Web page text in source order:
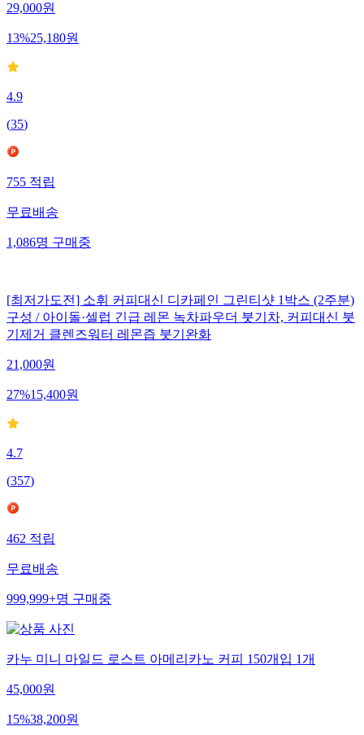
29,000원
13%25,180원
4.9
(35)
755적립
무료배송
1,086명구매중
[최저가도전] 소휘 커피대신 디카페인 그린티샷 1박스 (2주분)
구성 / 아이돌·셀럽 긴급 레몬 녹차파우더 붓기차, 커피대신 붓
기제거 클렌즈워터 레몬즙 붓기완화
21,000원
27%15,400원
4.7
(357)
462적립
무료배송
999,999+명구매중
카누 미니 마일드 로스트 아메리카노 커피 150개입 1개
45,000원
15%38,200원